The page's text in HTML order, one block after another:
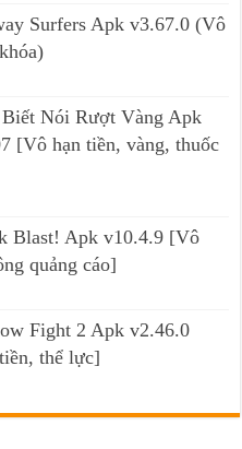
Surfers Apk v3.67.0 (Vô
Nói Rượt Vàng Apk
[Vô hạn tiền, vàng, thuốc
Blast! Apk v10.4.9 [Vô
quảng cáo]
Fight 2 Apk v2.46.0
thể lực]